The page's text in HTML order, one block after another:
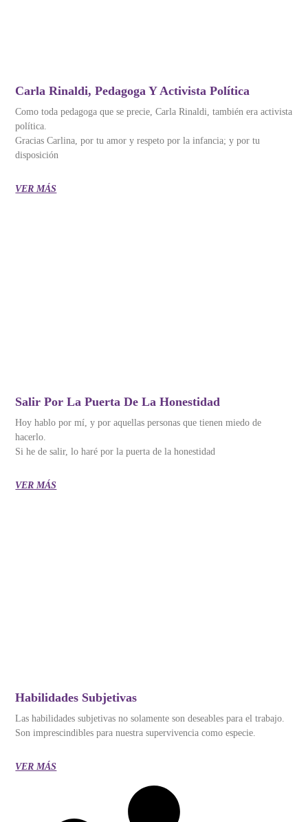
Carla Rinaldi, Pedagoga Y Activista Política
Como toda pedagoga que se precie, Carla Rinaldi, también era activista
política.
Gracias Carlina, por tu amor y respeto por la infancia; y por tu
disposición
VER MÁS
Salir Por La Puerta De La Honestidad
Hoy hablo por mí, y por aquellas personas que tienen miedo de
hacerlo.
Si he de salir, lo haré por la puerta de la honestidad
VER MÁS
Habilidades Subjetivas
Las habilidades subjetivas no solamente son deseables para el trabajo.
Son imprescindibles para nuestra supervivencia como especie.
VER MÁS